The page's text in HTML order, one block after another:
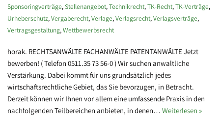
Sponsoringverträge,Stellenangebot,Technikrecht,TK-Recht,TK-Verträge,
Urheberschutz,Vergaberecht,Verlage,Verlagsrecht,Verlagsverträge,
Vertragsgestaltung,Wettbewerbsrecht
horak. RECHTSANWÄLTE FACHANWÄLTE PATENTANWÄLTE Jetzt
bewerben! ( Telefon 0511.35 73 56-0 ) Wir suchen anwaltliche
Verstärkung. Dabei kommt für uns grundsätzlich jedes
wirtschaftsrechtliche Gebiet, das Sie bevorzugen, in Betracht.
Derzeit können wir Ihnen vor allem eine umfassende Praxis in den
nachfolgenden Teilbereichen anbieten, in denen… Weiterlesen »